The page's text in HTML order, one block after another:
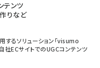
テンツ
りなど
るソリューション「visumo
社ECサイトでのUGCコンテンツ